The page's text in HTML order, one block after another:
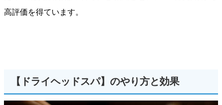
高評価を得ています。
【ドライヘッドスパ】のやり方と効果